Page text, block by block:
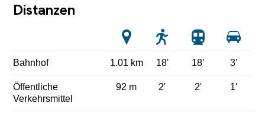
Distanzen
Bahnhof 1.01 km 18' 18' 3'
Öffentliche
Verkehrsmittel
92 m 2' 2' 1'